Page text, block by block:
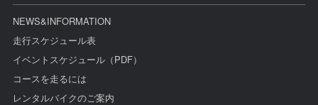
NEWS&INFORMATION
走行スケジュール表
イベントスケジュール（PDF）
コースを走るには
レンタルバイクのご案内